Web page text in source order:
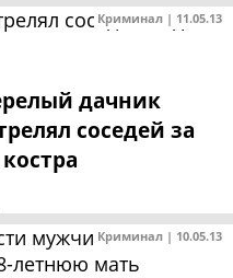
Криминал | 11.05.13
дачник
соседей за
Криминал | 10.05.13